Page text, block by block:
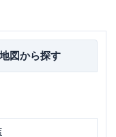
地図から探す